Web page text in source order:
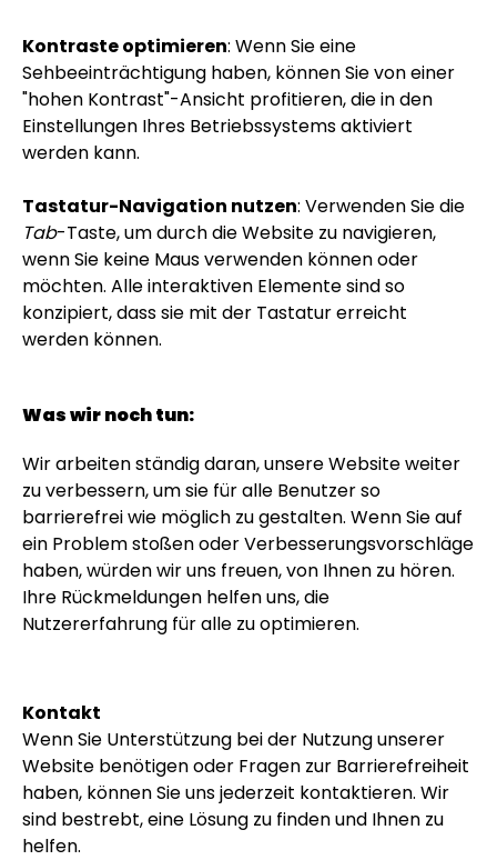
Kontraste optimieren: Wenn Sie eine
Sehbeeinträchtigung haben, können Sie von einer
"hohen Kontrast"-Ansicht profitieren, die in den
Einstellungen Ihres Betriebssystems aktiviert
werden kann.
Tastatur-Navigation nutzen: Verwenden Sie die
Tab-Taste, um durch die Website zu navigieren,
wenn Sie keine Maus verwenden können oder
möchten. Alle interaktiven Elemente sind so
konzipiert, dass sie mit der Tastatur erreicht
werden können.
Was wir noch tun:
Wir arbeiten ständig daran, unsere Website weiter
zu verbessern, um sie für alle Benutzer so
barrierefrei wie möglich zu gestalten. Wenn Sie auf
ein Problem stoßen oder Verbesserungsvorschläge
haben, würden wir uns freuen, von Ihnen zu hören.
Ihre Rückmeldungen helfen uns, die
Nutzererfahrung für alle zu optimieren.
Kontakt
Wenn Sie Unterstützung bei der Nutzung unserer
Website benötigen oder Fragen zur Barrierefreiheit
haben, können Sie uns jederzeit kontaktieren. Wir
sind bestrebt, eine Lösung zu finden und Ihnen zu
helfen.